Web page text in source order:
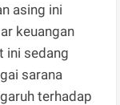
asing ini
keuangan
ini sedang
sarana
terhadap